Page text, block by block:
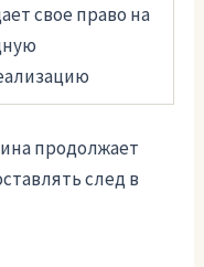
свое право на
продолжает
след в